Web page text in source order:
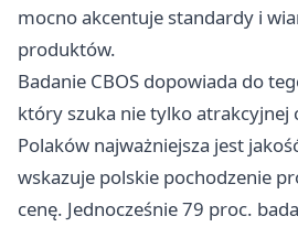
mocno akcentuje standardy i
produktów.
Badanie CBOS dopowiada do
który szuka nie tylko atrakcyjnej
Polaków najważniejsza jest
wskazuje polskie pochodzenie
cenę. Jednocześnie 79 proc.